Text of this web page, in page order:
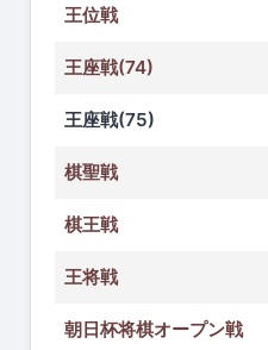
王位戦
王座戦(74)
王座戦(75)
棋聖戦
棋王戦
王将戦
朝日杯将棋オープン戦